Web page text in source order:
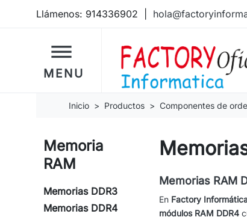
Llámenos: 914336902
dehaze
MENU
Inicio Productos Componentes de
Memoria
RAM
Memorias DDR3
Memorias DDR4
Memorias RAM
En Factory
módulos RAM DDR4